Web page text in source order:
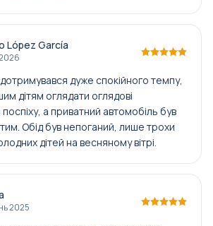
López García
дуже спокійного темпу,
дітям оглядати оглядові
а приватний автомобіль був
Обід був непоганий, лише трохи
дітей на весняному вітрі.
2025